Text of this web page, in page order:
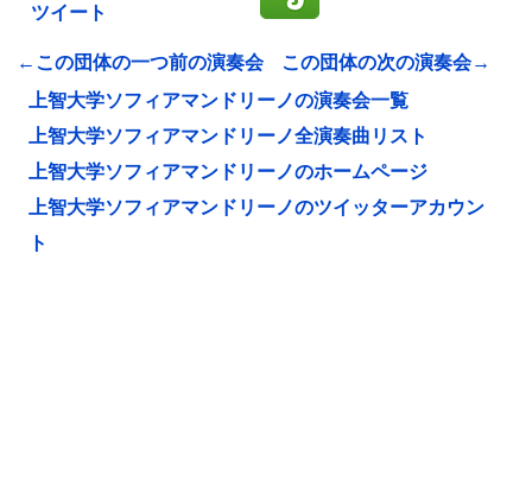
ツイート
←この団体の一つ前の演奏会
この団体の次の演奏会→
上智大学ソフィアマンドリーノの演奏会一覧
上智大学ソフィアマンドリーノ全演奏曲リスト
上智大学ソフィアマンドリーノのホームページ
上智大学ソフィアマンドリーノのツイッターアカウン
ト